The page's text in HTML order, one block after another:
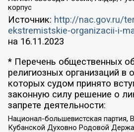
корпус
Источник: http://nac.gov.ru/
ekstremistskie-organizacii-i-
на 16.11.2023
* Перечень общественных
религиозных организаций в
которых судом принято
законную силу решение о
запрете деятельности:
Национал-большевистская партия,
Кубанской Духовно Родовой